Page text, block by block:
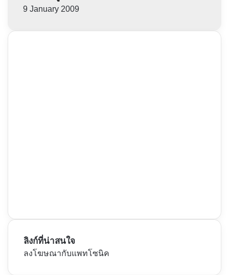
9 January 2009
ลิงก์ที่น่าสนใจ
ลงโฆษณากับแพทโซนิค